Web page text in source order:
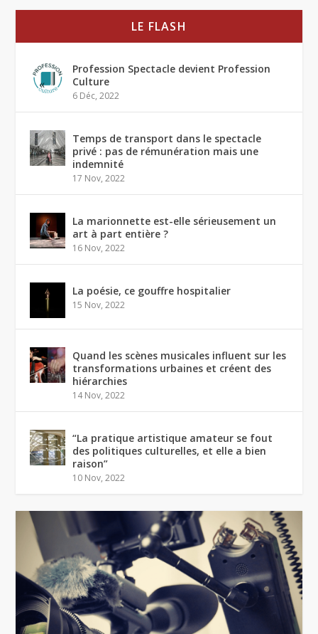
LE FLASH
Profession Spectacle devient Profession
Culture
6 Déc, 2022
Temps de transport dans le spectacle
privé : pas de rémunération mais une
indemnité
17 Nov, 2022
La marionnette est-elle sérieusement un
art à part entière ?
16 Nov, 2022
La poésie, ce gouffre hospitalier
15 Nov, 2022
Quand les scènes musicales influent sur les
transformations urbaines et créent des
hiérarchies
14 Nov, 2022
“La pratique artistique amateur se fout
des politiques culturelles, et elle a bien
raison”
10 Nov, 2022